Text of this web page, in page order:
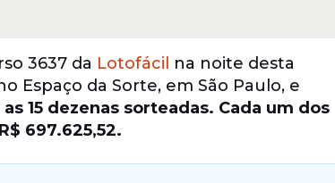
3637 da Lotofácil na noite desta
Espaço da Sorte, em São Paulo, e
15 dezenas sorteadas. Cada um dos
697.625,52.